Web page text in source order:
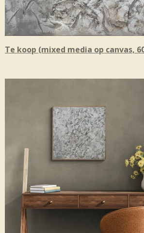
Te koop (mixed media op canvas,